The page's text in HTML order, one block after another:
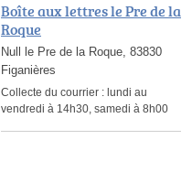
Boîte aux lettres le Pre de la
Roque
Null le Pre de la Roque, 83830
Figanières
Collecte du courrier : lundi au
vendredi à 14h30, samedi à 8h00